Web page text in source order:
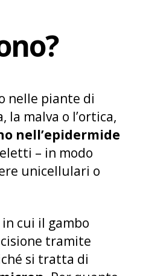
nelle piante di
malva o l’ortica,
nell’epidermide
– in modo
unicellulari o
cui il gambo
tramite
si tratta di